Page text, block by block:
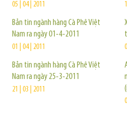
05 | 04 | 2011
Bản tin ngành hàng Cà Phê Việt
Nam ra ngày 01-4-2011
01 | 04 | 2011
Bản tin ngành hàng Cà Phê Việt
Nam ra ngày 25-3-2011
21 | 03 | 2011